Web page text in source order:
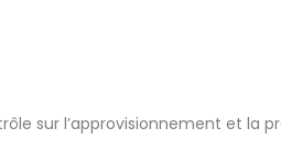
sur l’approvisionnement et la